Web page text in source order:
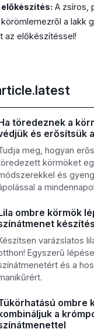
A zsíros,
a lakk
az előkészítéssel!
töredeznek a
és erősítsük
meg, hogyan
körmöket
és
a
ombre körmök
varázslatos
Egyszerű
és a
ombre
a